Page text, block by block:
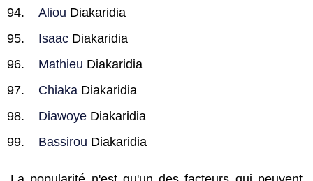
Aliou Diakaridia
Isaac Diakaridia
Mathieu Diakaridia
Chiaka Diakaridia
Diawoye Diakaridia
Bassirou Diakaridia